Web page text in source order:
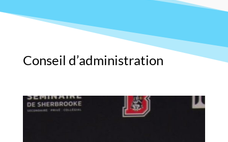
Conseil d’administration